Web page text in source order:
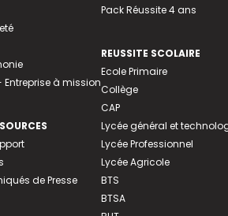
Entreprise à mission
de Presse
Pack Réussite 4 ans
REUSSITE SCOLAIRE
Ecole Primaire
Collège
CAP
Lycée général et
Lycée Professionnel
Lycée Agricole
BTS
BTSA